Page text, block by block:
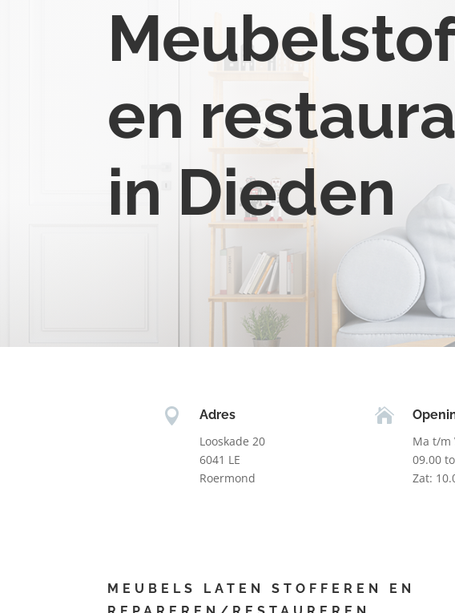
en
in Dieden

Adres
Looskade 20
6041 LE
Roermond

Ma t/m
09.00
Zat:
MEUBELS LATEN STOFFEREN EN